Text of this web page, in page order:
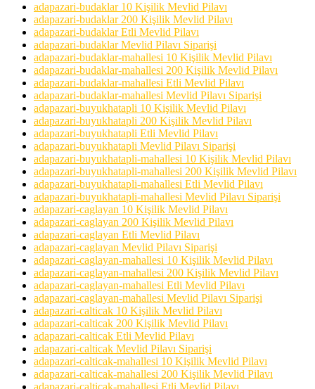
adapazari-budaklar 10 Kişilik Mevlid Pilavı
adapazari-budaklar 200 Kişilik Mevlid Pilavı
adapazari-budaklar Etli Mevlid Pilavı
adapazari-budaklar Mevlid Pilavı Siparişi
adapazari-budaklar-mahallesi 10 Kişilik Mevlid Pilavı
adapazari-budaklar-mahallesi 200 Kişilik Mevlid Pilavı
adapazari-budaklar-mahallesi Etli Mevlid Pilavı
adapazari-budaklar-mahallesi Mevlid Pilavı Siparişi
adapazari-buyukhatapli 10 Kişilik Mevlid Pilavı
adapazari-buyukhatapli 200 Kişilik Mevlid Pilavı
adapazari-buyukhatapli Etli Mevlid Pilavı
adapazari-buyukhatapli Mevlid Pilavı Siparişi
adapazari-buyukhatapli-mahallesi 10 Kişilik Mevlid Pilavı
adapazari-buyukhatapli-mahallesi 200 Kişilik Mevlid Pilavı
adapazari-buyukhatapli-mahallesi Etli Mevlid Pilavı
adapazari-buyukhatapli-mahallesi Mevlid Pilavı Siparişi
adapazari-caglayan 10 Kişilik Mevlid Pilavı
adapazari-caglayan 200 Kişilik Mevlid Pilavı
adapazari-caglayan Etli Mevlid Pilavı
adapazari-caglayan Mevlid Pilavı Siparişi
adapazari-caglayan-mahallesi 10 Kişilik Mevlid Pilavı
adapazari-caglayan-mahallesi 200 Kişilik Mevlid Pilavı
adapazari-caglayan-mahallesi Etli Mevlid Pilavı
adapazari-caglayan-mahallesi Mevlid Pilavı Siparişi
adapazari-calticak 10 Kişilik Mevlid Pilavı
adapazari-calticak 200 Kişilik Mevlid Pilavı
adapazari-calticak Etli Mevlid Pilavı
adapazari-calticak Mevlid Pilavı Siparişi
adapazari-calticak-mahallesi 10 Kişilik Mevlid Pilavı
adapazari-calticak-mahallesi 200 Kişilik Mevlid Pilavı